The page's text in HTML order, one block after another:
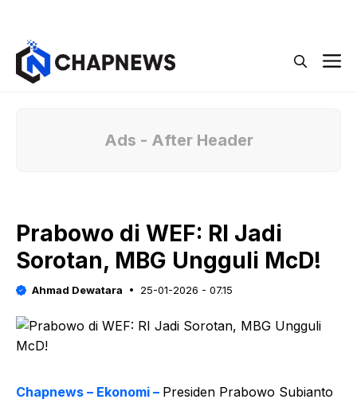
Ads - After Header
Prabowo di WEF: RI Jadi
Sorotan, MBG Ungguli McD!
Ahmad Dewatara 25-01-2026 - 07.15
Chapnews – Ekonomi – Presiden Prabowo Subianto